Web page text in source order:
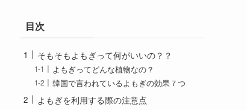
目次
そもそもよもぎって何がいいの？？
よもぎってどんな植物なの？
韓国で言われているよもぎの効果７つ
よもぎを利用する際の注意点